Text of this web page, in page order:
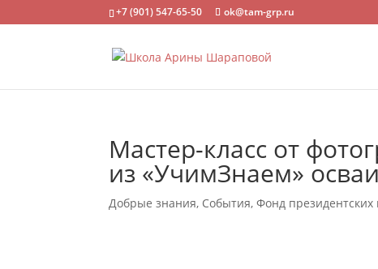
+7 (901) 547-65-50 ok@tam-grp.ru
Мастер-класс от
из «УчимЗнаем»
Добрые знания, События,Фонд